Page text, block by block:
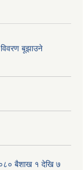
बूझाउने
बैशाख १ देखि ७